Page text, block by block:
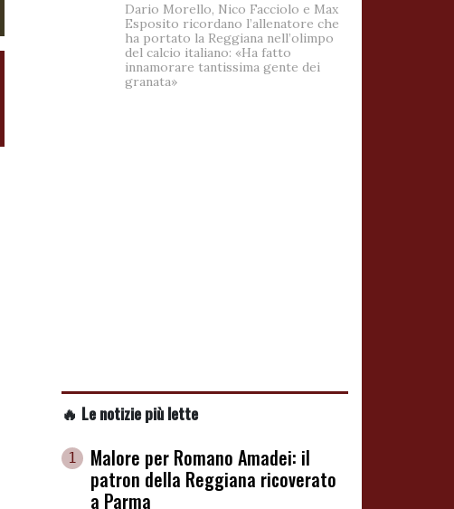
Dario Morello, Nico Facciolo e Max
Esposito ricordano l’allenatore che
ha portato la Reggiana nell’olimpo
del calcio italiano: «Ha fatto
innamorare tantissima gente dei
granata»
🔥 Le notizie più lette
1
Malore per Romano Amadei: il
patron della Reggiana ricoverato
a Parma